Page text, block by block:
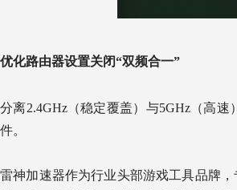
优化路由器设置关闭“双频合一”
分离2.4GHz（稳定覆盖）与5GHz（高
件。
雷神加速器作为行业头部游戏工具品牌